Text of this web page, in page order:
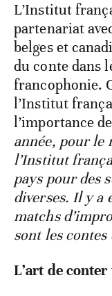
L’Institut
partenariat
belges et
du conte dans
francophonie.
l’Institut
l’importance
année, pour le
l’Institut
pays pour des
diverses. Il y a
matchs
sont les
L’art de